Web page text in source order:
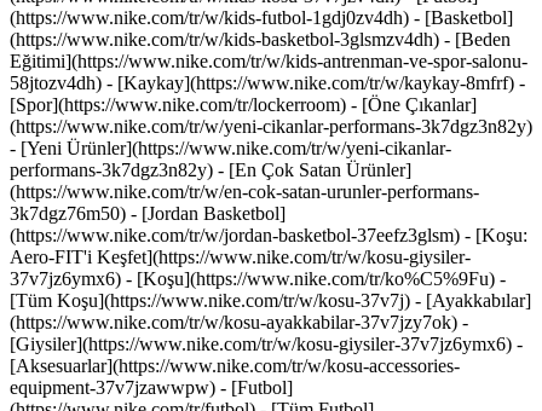
(https://www.nike.com/tr/w/kids-futbol-1gdj0zv4dh) - [Basketbol]
(https://www.nike.com/tr/w/kids-basketbol-3glsmzv4dh) - [Beden
Eğitimi](https://www.nike.com/tr/w/kids-antrenman-ve-spor-salonu-
58jtozv4dh) - [Kaykay](https://www.nike.com/tr/w/kaykay-8mfrf) -
[Spor](https://www.nike.com/tr/lockerroom) - [Öne Çıkanlar]
(https://www.nike.com/tr/w/yeni-cikanlar-performans-3k7dgz3n82y)
- [Yeni Ürünler](https://www.nike.com/tr/w/yeni-cikanlar-
performans-3k7dgz3n82y) - [En Çok Satan Ürünler]
(https://www.nike.com/tr/w/en-cok-satan-urunler-performans-
3k7dgz76m50) - [Jordan Basketbol]
(https://www.nike.com/tr/w/jordan-basketbol-37eefz3glsm) - [Koşu:
Aero-FIT'i Keşfet](https://www.nike.com/tr/w/kosu-giysiler-
37v7jz6ymx6) - [Koşu](https://www.nike.com/tr/ko%C5%9Fu) -
[Tüm Koşu](https://www.nike.com/tr/w/kosu-37v7j) - [Ayakkabılar]
(https://www.nike.com/tr/w/kosu-ayakkabilar-37v7jzy7ok) -
[Giysiler](https://www.nike.com/tr/w/kosu-giysiler-37v7jz6ymx6) -
[Aksesuarlar](https://www.nike.com/tr/w/kosu-accessories-
equipment-37v7jzawwpw) - [Futbol]